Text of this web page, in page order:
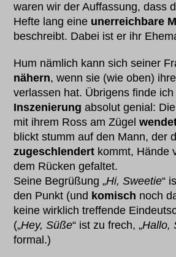
waren wir der Auffassung, dass
Hefte lang eine unerreichbare
beschreibt. Dabei ist er ihr
Hum nämlich kann sich seiner
nähern, wenn sie (wie oben)
verlassen hat. Übrigens finde ich
Inszenierung absolut genial:
mit ihrem Ross am Zügel
blickt stumm auf den Mann, der
zugeschlendert kommt, Hände
dem Rücken gefaltet.
Seine Begrüßung „Hi, Sweetie“
den Punkt (und komisch noch
keine wirklich treffende
(„Hey, Süße“ ist zu frech, „Hallo,
formal.)